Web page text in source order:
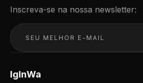
Inscreva-se na nossa newsletter:
IgInWa